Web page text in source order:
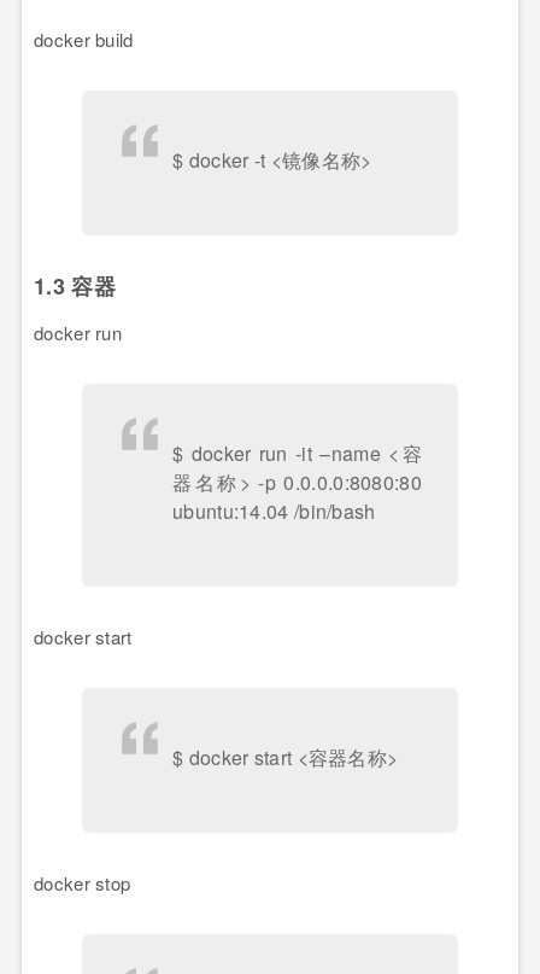
docker build
$ docker -t <镜像名称>
1.3 容器
docker run
$ docker run -it –name <容
器名称> -p 0.0.0.0:8080:80
ubuntu:14.04 /bin/bash
docker start
$ docker start <容器名称>
docker stop